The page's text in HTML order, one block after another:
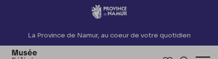
Accèder directement au contenu
La Province de Namur, au coeur de votre quotidien